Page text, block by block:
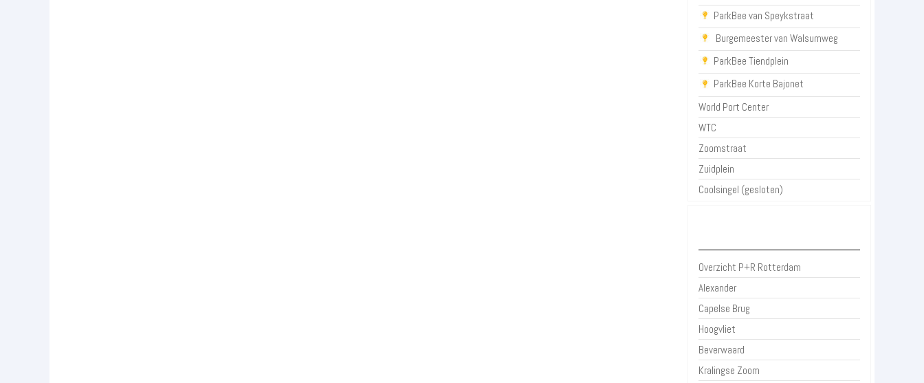
ParkBee van Speykstraat
Burgemeester van Walsumweg
ParkBee Tiendplein
ParkBee Korte Bajonet
World Port Center
WTC
Zoomstraat
Zuidplein
Coolsingel (gesloten)
Overzicht P+R Rotterdam
Alexander
Capelse Brug
Hoogvliet
Beverwaard
Kralingse Zoom